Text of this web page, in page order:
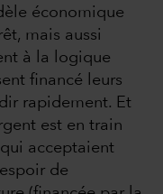
économique
mais aussi
à la logique
financé leurs
rapidement. Et
est en train
qui acceptaient
de